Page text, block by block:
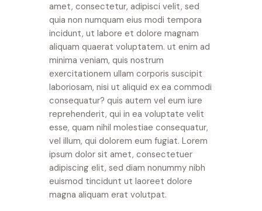
amet, consectetur, adipisci velit, sed
quia non numquam eius modi tempora
incidunt, ut labore et dolore magnam
aliquam quaerat voluptatem. ut enim ad
minima veniam, quis nostrum
exercitationem ullam corporis suscipit
laboriosam, nisi ut aliquid ex ea commodi
consequatur? quis autem vel eum iure
reprehenderit, qui in ea voluptate velit
esse, quam nihil molestiae consequatur,
vel illum, qui dolorem eum fugiat. Lorem
ipsum dolor sit amet, consectetuer
adipiscing elit, sed diam nonummy nibh
euismod tincidunt ut laoreet dolore
magna aliquam erat volutpat.